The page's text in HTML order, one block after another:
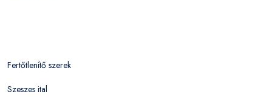
Fertőtlenítő szerek
Szeszes ital